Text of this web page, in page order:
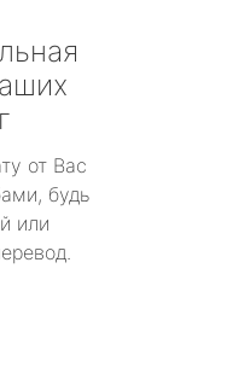
от Вас
будь
или